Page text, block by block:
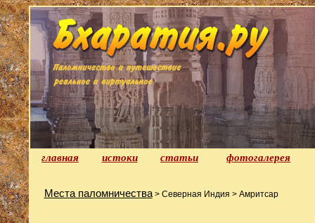
главная истоки статьи фотогалерея
Места паломничества> Северная Индия > Амритсар